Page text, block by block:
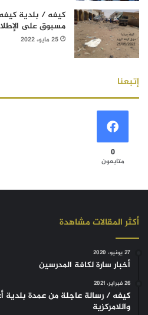
كيفه / بلدية
مسبوق على
25 مايو، 2022
إتبعنا
0
متابعون
أكثر المقالات مشاهدة
27 يونيو، 2020
أخبار سارة لكافة المدرسين
26 فبراير، 2021
كيفه / رسالة عاجلة من عمدة بلدية
واللامركزية